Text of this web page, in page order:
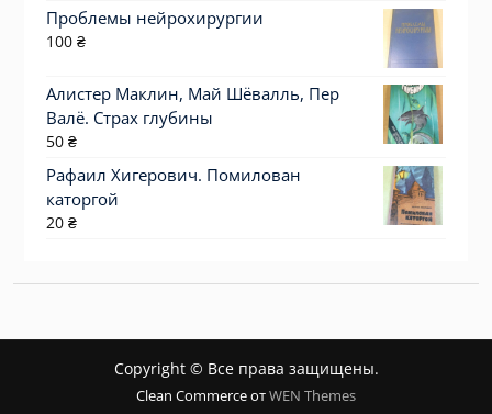
Проблемы нейрохирургии
100 ₴
Алистер Маклин, Май Шёвалль, Пер
Валё. Страх глубины
50 ₴
Рафаил Хигерович. Помилован
каторгой
20 ₴
Copyright © Все права защищены.
Clean Commerce отWEN Themes